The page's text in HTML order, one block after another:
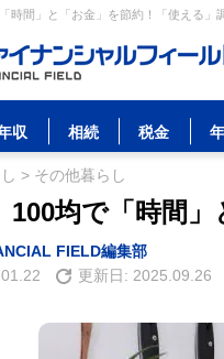
「時間」と「お金」を節約！「使える
収 相続 税金
> その他暮らし
100均で「時間
FIELD編集部
更新日: 2025.09.26